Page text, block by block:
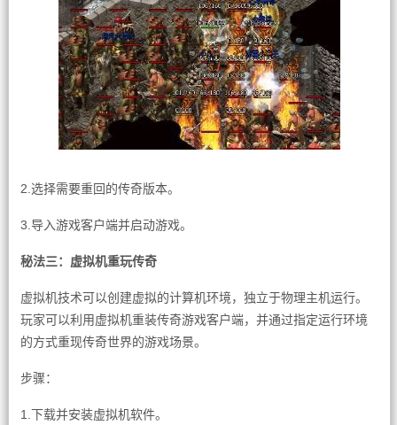
2.选择需要重回的传奇版本。
3.导入游戏客户端并启动游戏。
秘法三：虚拟机重玩传奇
虚拟机技术可以创建虚拟的计算机环境，独立于物理主机运行。
玩家可以利用虚拟机重装传奇游戏客户端，并通过指定运行环境
的方式重现传奇世界的游戏场景。
步骤：
1.下载并安装虚拟机软件。